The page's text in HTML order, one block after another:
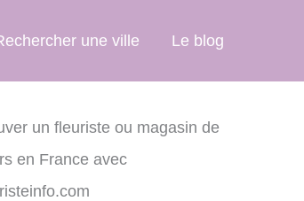
une ville Le blog
un fleuriste ou magasin de
en France avec